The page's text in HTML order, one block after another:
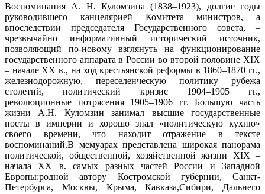
Воспоминания А. Н. Куломзина (1838–1923), долгие годы
руководившего канцелярией Комитета министров, а
впоследствии председателя Государственного совета, –
чрезвычайно информативный исторический источник,
позволяющий по-новому взглянуть на функционирование
государственного аппарата в России во второй половине XIX
– начале XX в., на ход крестьянской реформы в 1860–1870 гг.,
железнодорожную, переселенческую политику рубежа
столетий, политический кризис 1904–1905 гг.,
революционные потрясения 1905–1906 гг. Большую часть
жизни А.Н. Куломзин занимал высшие государственные
посты в империи и хорошо знал «политическую кухню»
своего времени, что находит отражение в тексте
воспоминаний.В мемуарах представлена широкая панорама
политической, общественной, хозяйственной жизни XIX –
начала XX в. самых разных частей России и Западной
Европы:родной автору Костромской губернии, Санкт-
Петербурга, Москвы, Крыма, Кавказа,Сибири, Дальнего